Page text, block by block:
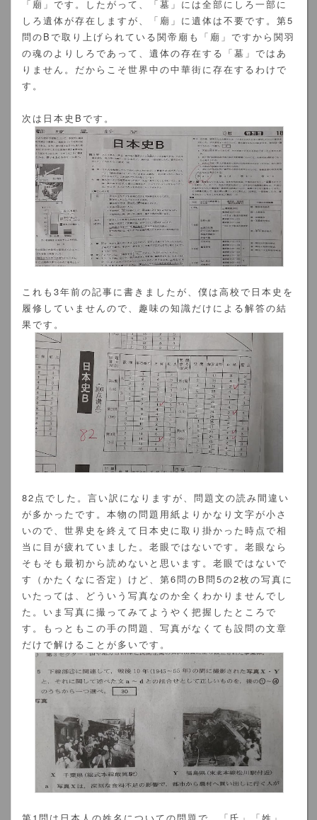
「廟」です。したがって、「墓」には全部にしろ一部に
しろ遺体が存在しますが、「廟」に遺体は不要です。第5
問のBで取り上げられている関帝廟も「廟」ですから関羽
の魂のよりしろであって、遺体の存在する「墓」ではあ
りません。だからこそ世界中の中華街に存在するわけで
す。
次は日本史Bです。
これも3年前の記事に書きましたが、僕は高校で日本史を
履修していませんので、趣味の知識だけによる解答の結
果です。
82点でした。言い訳になりますが、問題文の読み間違い
が多かったです。本物の問題用紙よりかなり文字が小さ
いので、世界史を終えて日本史に取り掛かった時点で相
当に目が疲れていました。老眼ではないです。老眼なら
そもそも最初から読めないと思います。老眼ではないで
す（かたくなに否定）けど、第6問のB問5の2枚の写真に
いたっては、どういう写真なのか全くわかりませんでし
た。いま写真に撮ってみてようやく把握したところで
す。もっともこの手の問題、写真がなくても設問の文章
だけで解けることが多いです。